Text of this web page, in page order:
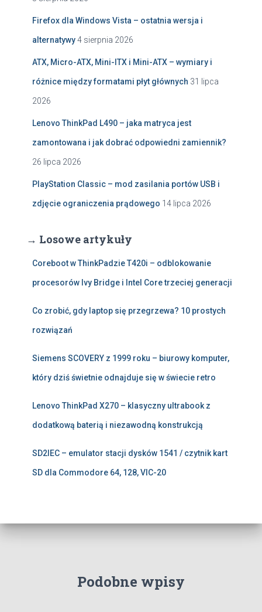
Firefox dla Windows Vista – ostatnia wersja i
alternatywy4 sierpnia 2026
ATX, Micro-ATX, Mini-ITX i Mini-ATX – wymiary i
różnice między formatami płyt głównych 31 lipca
2026
Lenovo ThinkPad L490 – jaka matryca jest
zamontowana i jak dobrać odpowiedni zamiennik?
26 lipca 2026
PlayStation Classic – mod zasilania portów USB i
zdjęcie ograniczenia prądowego 14 lipca 2026
→ Losowe artykuły
Coreboot w ThinkPadzie T420i – odblokowanie
procesorów Ivy Bridge i Intel Core trzeciej generacji
Co zrobić, gdy laptop się przegrzewa? 10 prostych
rozwiązań
Siemens SCOVERY z 1999 roku – biurowy komputer,
który dziś świetnie odnajduje się w świecie retro
Lenovo ThinkPad X270 – klasyczny ultrabook z
dodatkową baterią i niezawodną konstrukcją
SD2IEC – emulator stacji dysków 1541 / czytnik kart
SD dla Commodore 64, 128, VIC-20
Podobne wpisy